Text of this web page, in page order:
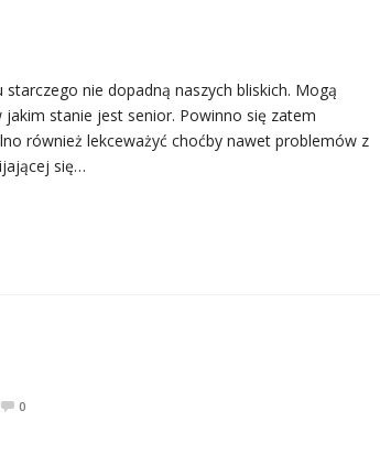
nie dopadną naszych bliskich. Mogą
stanie jest senior. Powinno się zatem
również lekceważyć choćby nawet problemów z
się…
0